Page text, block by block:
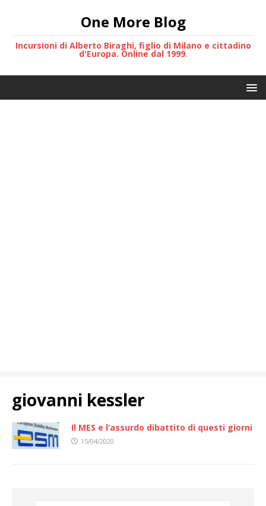
One More Blog
Incursioni di Alberto Biraghi, figlio di Milano e cittadino
d'Europa. Online dal 1999.
giovanni kessler
Il MES e l’assurdo dibattito di questi giorni
15/04/2020